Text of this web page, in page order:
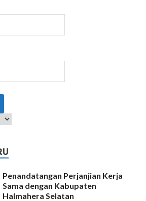
Penandatangan Perjanjian Kerja
Sama dengan Kabupaten
Halmahera Selatan